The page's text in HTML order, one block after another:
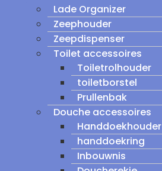
Lade Organizer
Zeephouder
Zeepdispenser
Toilet accessoires
Toiletrolhouder
toiletborstel
Prullenbak
Douche accessoires
Handdoekhouder
handdoekring
Inbouwnis